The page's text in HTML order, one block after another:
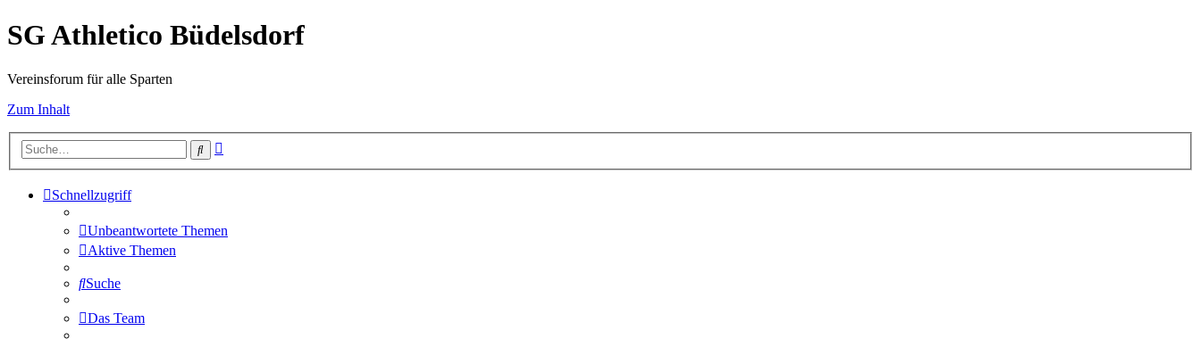
SG Athletico Büdelsdorf
Vereinsforum für alle Sparten
Zum Inhalt
Suche
Schnellzugriff
Unbeantwortete Themen
Aktive Themen
Suche
Das Team